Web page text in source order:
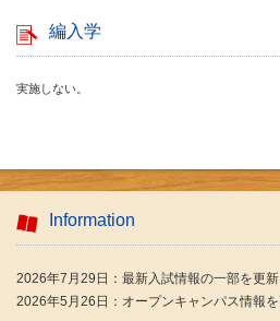
編入学
実施しない。
Information
2026年7月29 日：最新入試情報の一部を更新
2026年5月26日：オープンキャンパス情報を